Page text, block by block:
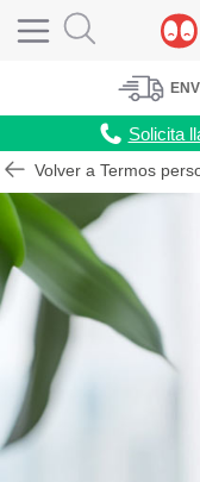
Solicita
Volver a Termos